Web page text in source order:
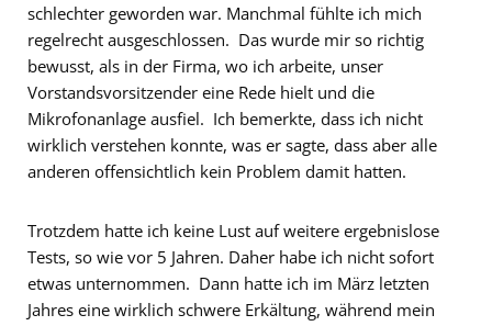
schlechter geworden war. Manchmal fühlte ich mich
regelrecht ausgeschlossen. Das wurde mir so richtig
bewusst, als in der Firma, wo ich arbeite, unser
Vorstandsvorsitzender eine Rede hielt und die
Mikrofonanlage ausfiel. Ich bemerkte, dass ich nicht
wirklich verstehen konnte, was er sagte, dass aber alle
anderen offensichtlich kein Problem damit hatten.
Trotzdem hatte ich keine Lust auf weitere ergebnislose
Tests, so wie vor 5 Jahren. Daher habe ich nicht sofort
etwas unternommen. Dann hatte ich im März letzten
Jahres eine wirklich schwere Erkältung, während mein